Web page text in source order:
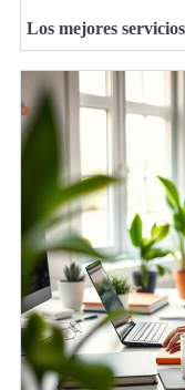
Los mejores